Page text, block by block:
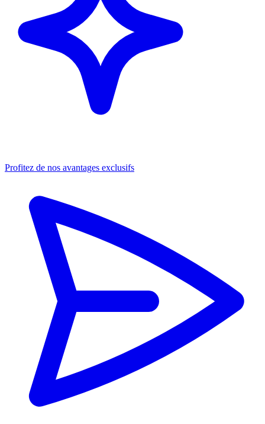
Profitez de nos avantages exclusifs